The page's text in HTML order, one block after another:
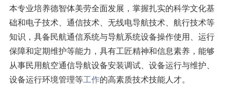
本专业培养德智体美劳全面发展，掌握扎实的科学文化基
础和电子技术、通信技术、无线电导航技术、航行技术等
知识，具备民航通信系统与导航系统设备操作使用、运行
保障和定期维护等能力，具有工匠精神和信息素养，能够
从事民用航空通信导航设备安装调试、设备运行与维护、
设备运行环境管理等工作的高素质技术技能人才。